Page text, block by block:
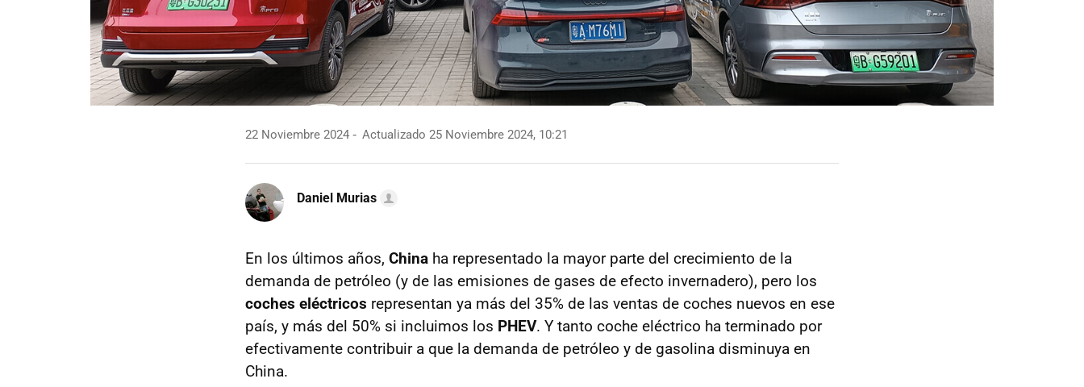
22 Noviembre 2024 Actualizado 25 Noviembre 2024, 10:21
Daniel Murias
En los últimos años, China ha representado la mayor parte del crecimiento de la
demanda de petróleo (y de las emisiones de gases de efecto invernadero), pero los
coches eléctricos representan ya más del 35% de las ventas de coches nuevos en ese
país, y más del 50% si incluimos los PHEV. Y tanto coche eléctrico ha terminado por
efectivamente contribuir a que la demanda de petróleo y de gasolina disminuya en
China.